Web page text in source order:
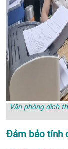
Văn phòng dịch
Đảm bảo tính